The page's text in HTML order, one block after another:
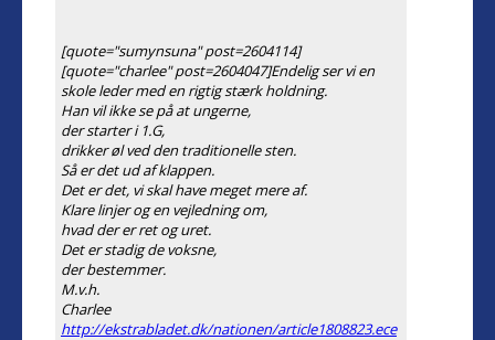
[quote="sumynsuna" post=2604114]
[quote="charlee" post=2604047]Endelig ser vi en
skole leder med en rigtig stærk holdning.
Han vil ikke se på at ungerne,
der starter i 1.G,
drikker øl ved den traditionelle sten.
Så er det ud af klappen.
Det er det, vi skal have meget mere af.
Klare linjer og en vejledning om,
hvad der er ret og uret.
Det er stadig de voksne,
der bestemmer.
M.v.h.
Charlee
http://ekstrabladet.dk/nationen/article1808823.ece